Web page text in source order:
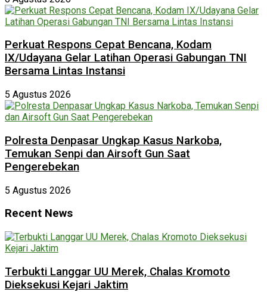
Perkuat Respons Cepat Bencana, Kodam
IX/Udayana Gelar Latihan Operasi Gabungan TNI
Bersama Lintas Instansi
5 Agustus 2026
Polresta Denpasar Ungkap Kasus Narkoba,
Temukan Senpi dan Airsoft Gun Saat
Pengerebekan
5 Agustus 2026
Recent News
Terbukti Langgar UU Merek, Chalas Kromoto
Dieksekusi Kejari Jaktim